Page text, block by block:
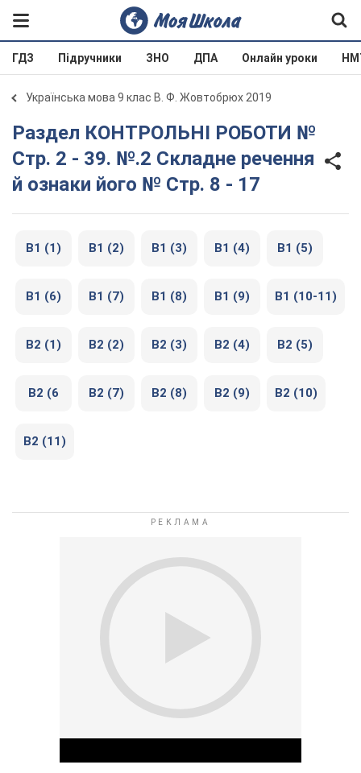
ГДЗ Підручники ЗНО ДПА Онлайн уроки
Українська мова 9 клас В. Ф. Жовтобрюх 2019
Раздел КОНТРОЛЬНІ РОБОТИ №
Стр. 2 - 39. №.2 Складне речення
й ознаки його № Стр. 8 - 17
В1 (1) В1 (2) В1 (3) В1 (4) В1 (5)
В1 (6) В1 (7) В1 (8) В1 (9) В1 (10-11)
В2 (1) В2 (2) В2 (3) В2 (4) В2 (5)
В2 (6 В2 (7) В2 (8) В2 (9) В2 (10)
В2 (11)